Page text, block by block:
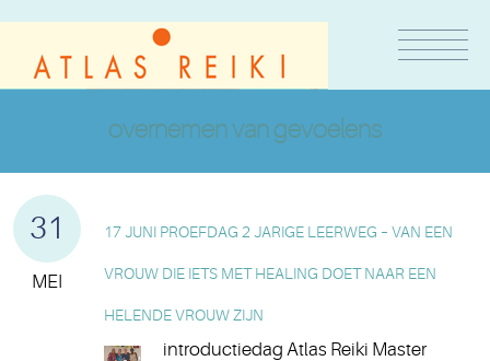
overnemen van gevoelens
31
MEI
17 JUNI PROEFDAG 2 JARIGE LEERWEG – VAN EEN
VROUW DIE IETS MET HEALING DOET NAAR EEN
HELENDE VROUW ZIJN
introductiedag Atlas Reiki Master